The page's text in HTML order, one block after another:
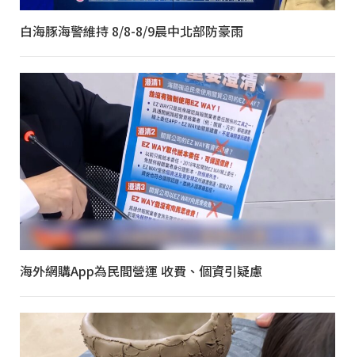
白海豚海警維持 8/8-8/9晨中北部防豪雨
海外網購App為民間營運 收費、個資引疑慮